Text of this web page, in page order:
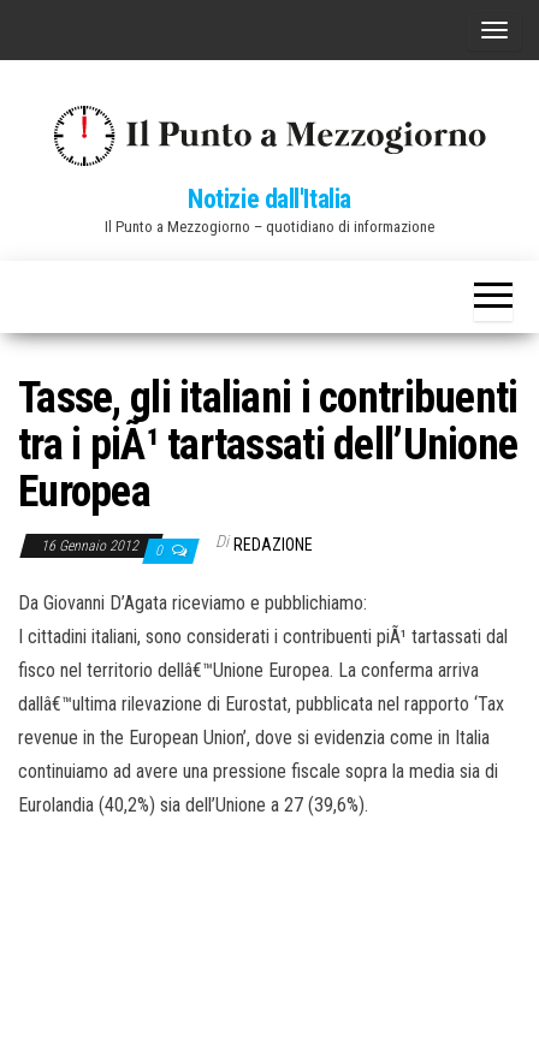
C
a
v
g
a
Notizie dall'Italia
Il Punto a Mezzogiorno – quotidiano di informazione
Tasse, gli italiani i contribuenti
tra i piÃ¹ tartassati dell’Unione
Europea
16 Gennaio 2012 0 Di REDAZIONE
Da Giovanni D’Agata riceviamo e pubblichiamo:
I cittadini italiani, sono considerati i contribuenti piÃ¹ tartassati dal
fisco nel territorio dellâ€™Unione Europea. La conferma arriva
dallâ€™ultima rilevazione di Eurostat, pubblicata nel rapporto ‘Tax
revenue in the European Union’, dove si evidenzia come in Italia
continuiamo ad avere una pressione fiscale sopra la media sia di
Eurolandia (40,2%) sia dell’Unione a 27 (39,6%).